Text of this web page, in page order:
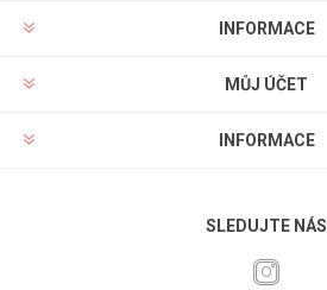
INFORMACE
MŮJ ÚČET
INFORMACE
SLEDUJTE NÁS